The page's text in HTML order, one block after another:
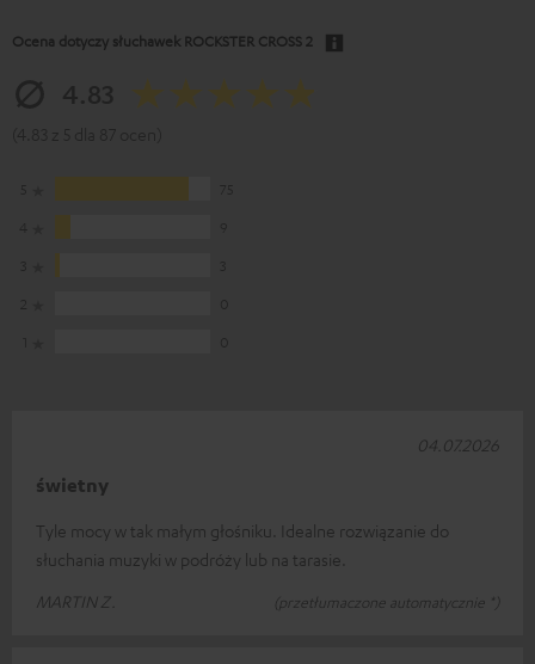
Ocena dotyczy słuchawek ROCKSTER CROSS 2
świetny
Tyle mocy w tak małym głośniku. Idealne rozwiązanie do
słuchania muzyki w podróży lub na tarasie.
MARTIN Z.
(przetłumaczone automatycznie *)
04.07.2026